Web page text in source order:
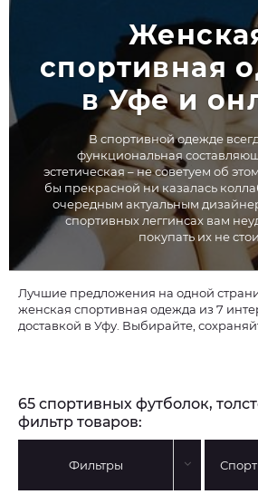
спортивная
в Уфе и
В спортивной одежде
функциональная
эстетическая – не советуем об
бы прекрасной ни казалась
очередным актуальным
спортивных леггинсах вам
покупать их не
Лучшие предложения на одной
женская спортивная одежда из 7
доставкой в Уфу. Выбирайте,
65 спортивных футболок,
фильтр товаров:
Фильтры